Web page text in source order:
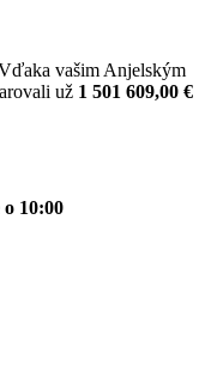
vašim Anjelským
už 1 501 609,00 €
10:00